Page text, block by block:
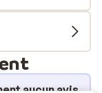
aucun avis